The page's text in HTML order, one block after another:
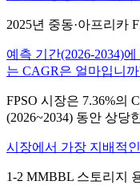
2025년 중동·아프리카
예측 기간(2026-2034)
는 CAGR은 얼마입니까
FPSO 시장은 7.36%의
(2026~2034) 동안 상당
시장에서 가장 지배적
1-2 MMBBL 스토리지